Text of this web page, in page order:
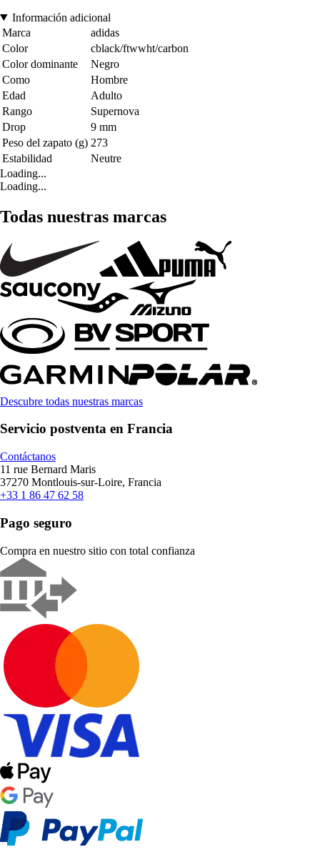
Información adicional
Marca
adidas
Color
cblack/ftwwht/carbon
Color dominante
Negro
Como
Hombre
Edad
Adulto
Rango
Supernova
Drop
9 mm
Peso del zapato (g) 273
Estabilidad
Neutre
Loading...
Loading...
Todas nuestras marcas
Descubre todas nuestras marcas
Servicio postventa en Francia
Contáctanos
11 rue Bernard Maris
37270 Montlouis-sur-Loire, Francia
+33 1 86 47 62 58
Pago seguro
Compra en nuestro sitio con total confianza